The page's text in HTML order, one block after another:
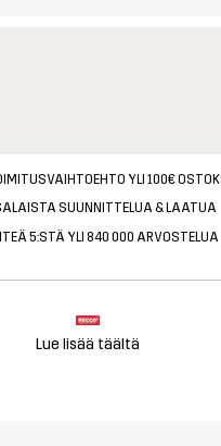
YLI 100€
SUUNNITTELUA & LAATUA
5:STÄ YLI 840 000 ARVOSTELUA
Lue lisää täältä